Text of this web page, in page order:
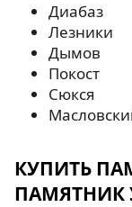
Диабаз
Лезники
Дымов
Покост
Сюкся
КУПИТЬ
ПАМЯТНИК